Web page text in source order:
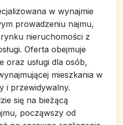
w wynajmie
prowadzeniu najmu,
nieruchomości z
Oferta obejmuje
oraz usługi dla osób,
mieszkania w
i przewidywalny.
się na bieżącą
począwszy od